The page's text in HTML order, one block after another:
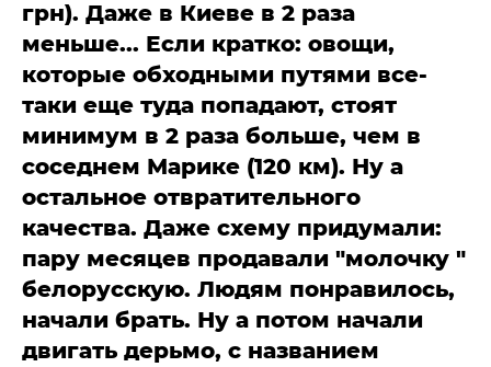
грн). Даже в Киеве в 2 раза
меньше... Если кратко: овощи,
которые обходными путями все-
таки еще туда попадают, стоят
минимум в 2 раза больше, чем в
соседнем Марике (120 км). Ну а
остальное отвратительного
качества. Даже схему придумали:
пару месяцев продавали "молочку "
белорусскую. Людям понравилось,
начали брать. Ну а потом начали
двигать дерьмо, с названием